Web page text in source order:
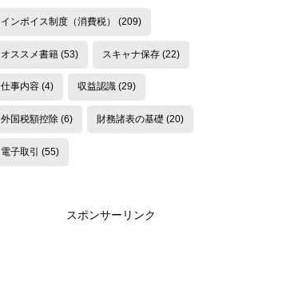
インボイス制度（消費税） (209)
オススメ書籍(53) スキャナ保存(22)
仕事内容(4) 収益認識(29)
外国税額控除(6) 財務諸表の基礎 (20)
電子取引 (55)
スポンサーリンク